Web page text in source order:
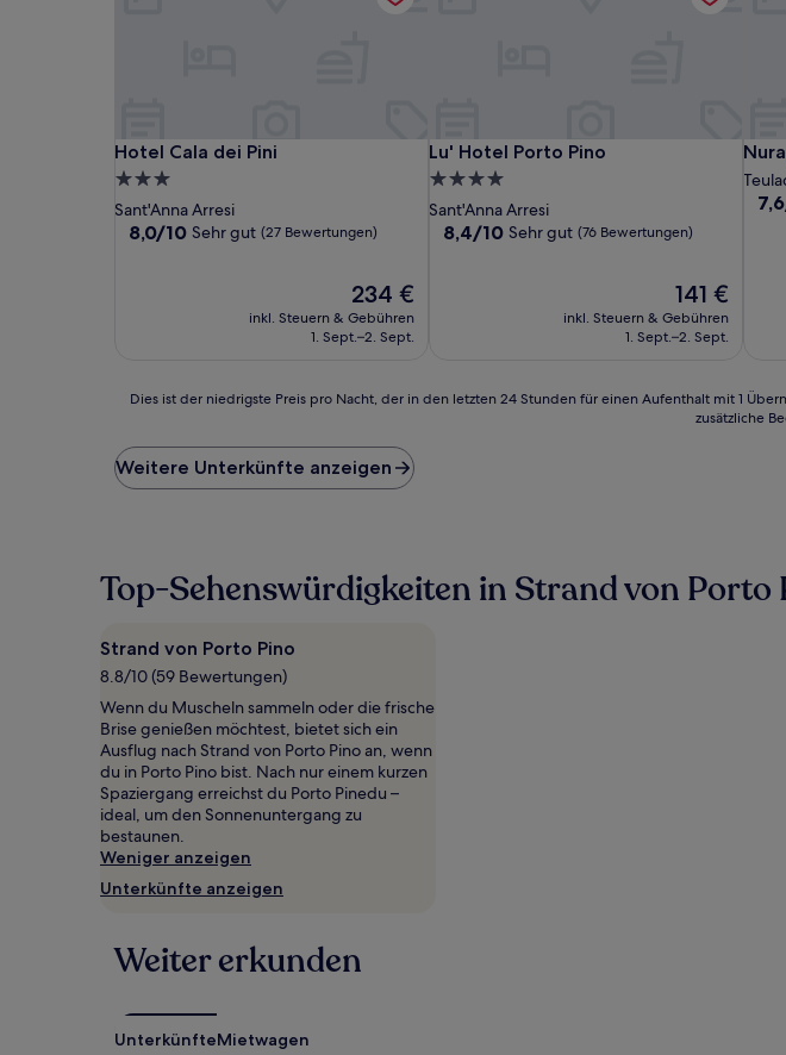
Hotel Cala dei Pini
Hotel Cala dei Pini
3.0-
Sterne-
Unterkunft
Sant'Anna Arresi
8.0
8,0/10 Sehr gut (27 Bewertungen)
Der
Preis
beträgt
234 €
inkl. Steuern & Gebühren
1. Sept.–2. Sept.
Lu' Hotel Porto Pino
Lu' Hotel Porto Pino
4.0-
Sterne-
Unterkunft
Sant'Anna Arresi
8.4
8,4/10 Sehr gut (76 Bewertungen)
Der
Preis
beträgt
141 €
inkl. Steuern & Gebühren
1. Sept.–2. Sept.
7.6
Dies
niedrigste
Preis
den
letzten
für
einen
Aufenthalt
mit
1 Übernachtung
von
2 Erwachsenen
gefunden
wurde.
Preise
und
Verfügbarkeiten
ändern.
Es
zusätzliche
Bedingungen
Dies ist der niedrigste Preis pro Nacht, der in den letzten 24 Stunden für einen Aufenthalt mit 1
zusätzliche
Weitere Unterkünfte anzeigen
Top-Sehenswürdigkeiten in Strand von Porto
Strand von Porto Pino
8.8/10 (59 Bewertungen)
Wenn du Muscheln sammeln oder die frische
Brise genießen möchtest, bietet sich ein
Ausflug nach Strand von Porto Pino an, wenn
du in Porto Pino bist. Nach nur einem kurzen
Spaziergang erreichst du Porto Pinedu –
ideal, um den Sonnenuntergang zu
bestaunen.
Weniger anzeigen
Unterkünfte anzeigen
Weiter erkunden
UnterkünfteMietwagen